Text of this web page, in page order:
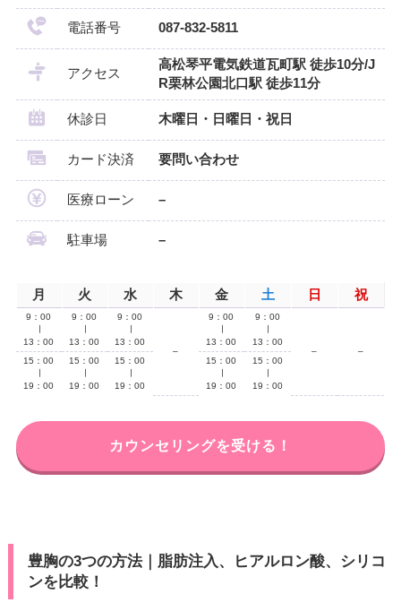
電話番号 087-832-5811
アクセス
高松琴平電気鉄道瓦町駅 徒歩10分/J
R栗林公園北口駅 徒歩11分
休診日 木曜日・日曜日・祝日
カード決済 要問い合わせ
医療ローン –
駐車場 –
月 火 水 木 金 土 日 祝
9：00
13：00
9：00
13：00
9：00
13：00
–
9：00
13：00
9：00
13：00
–
–
15：00
19：00
15：00
19：00
15：00
19：00
15：00
19：00
15：00
19：00
カウンセリングを受ける！
豊胸の3つの方法｜脂肪注入、ヒアルロン酸、シリコ
ンを比較！